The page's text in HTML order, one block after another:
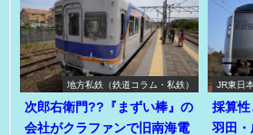
地方私鉄（鉄道コラム・私鉄）
次郎右衛門??『まずい棒』の
会社がクラファンで旧南海電
JR東日
採算
羽田・